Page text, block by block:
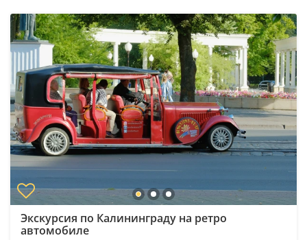
Экскурсия по Калининграду на ретро
автомобиле